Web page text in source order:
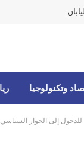
وتكنولوجيا
إلى الحوار السياسي